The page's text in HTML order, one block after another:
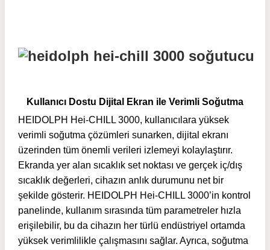
Kullanıcı Dostu Dijital Ekran ile Verimli Soğutma
HEIDOLPH Hei-CHILL 3000, kullanıcılara yüksek
verimli soğutma çözümleri sunarken, dijital ekranı
üzerinden tüm önemli verileri izlemeyi kolaylaştırır.
Ekranda yer alan sıcaklık set noktası ve gerçek iç/dış
sıcaklık değerleri, cihazın anlık durumunu net bir
şekilde gösterir. HEIDOLPH Hei-CHILL 3000’in kontrol
panelinde, kullanım sırasında tüm parametreler hızla
erişilebilir, bu da cihazın her türlü endüstriyel ortamda
yüksek verimlilikle çalışmasını sağlar. Ayrıca, soğutma